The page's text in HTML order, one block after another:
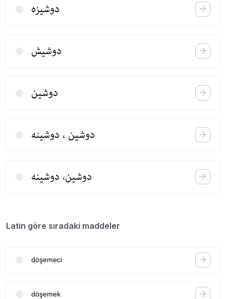
دوشیزه
دوشیش
دوشین
دوشین ، دوشینه
دوشین، دوشینه
Latin göre sıradaki maddeler
döşemeci
döşemek